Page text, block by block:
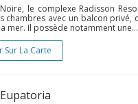
le complexe Radisson
chambres avec un balcon privé,
mer. Il possède notamment une...
Sur La Carte
Eupatoria